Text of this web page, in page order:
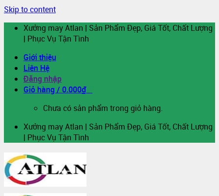
Skip to content
Xưởng may Atlan | Sản Phẩm Đẹp, Giá Tốt, Chất Lượng
| Phục Vụ Tận Tình
Giới thiệu
Liên Hệ
Đăng nhập
Giỏ hàng / 0.000₫
Chưa có sản phẩm trong giỏ hàng.
Xưởng may Atlan | Sản Phẩm Đẹp, Giá Tốt, Chất Lượng
| Phục Vụ Tận Tình